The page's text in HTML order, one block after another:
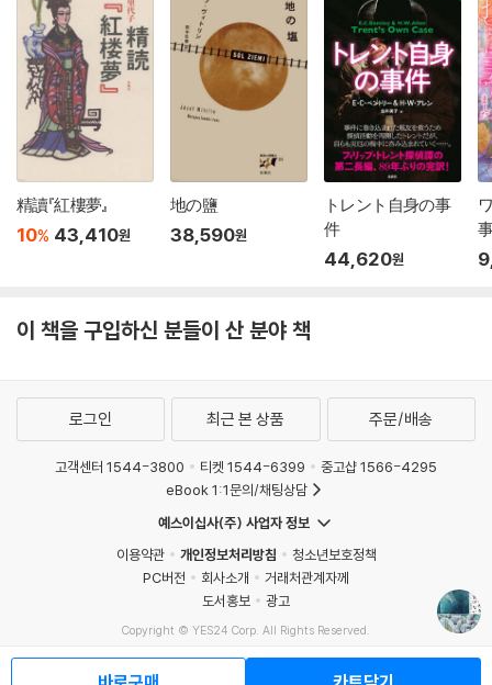
精讀『紅樓夢』
10% 43,410원
地の鹽
38,590원
トレント自身の事
件
44,620원
이 책을 구입하신 분들이 산 분야 책
로그인 최근 본 상품 주문/배송
고객센터 1544-3800 티켓 1544-6399
중고샵 1566-4295
eBook 1:1문의/채팅상담
예스이십사(주) 사업자 정보
이용약관
개인정보처리방침
청소년보호정책
PC버전
회사소개
거래처관계자께
도서홍보
광고
Copyright © YES24 Corp. All Rights Reserved.